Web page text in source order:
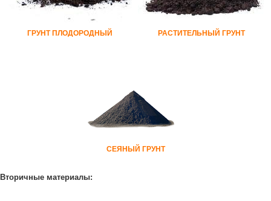
ГРУНТ ПЛОДОРОДНЫЙ РАСТИТЕЛЬНЫЙ ГРУНТ
СЕЯНЫЙ ГРУНТ
Вторичные материалы: